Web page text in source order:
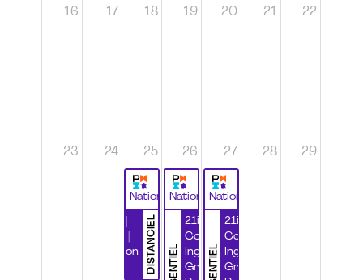
16 17 18 19 20 21 22
23 24 25
National
DISTANCIEL
Certification
26
National
21ième
Congrès
Ingénierie
Grands
27
National
21ième
Congrès
Ingénierie
Grands
28 29